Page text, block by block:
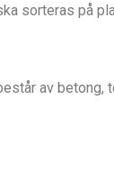
sorteras på
av betong,